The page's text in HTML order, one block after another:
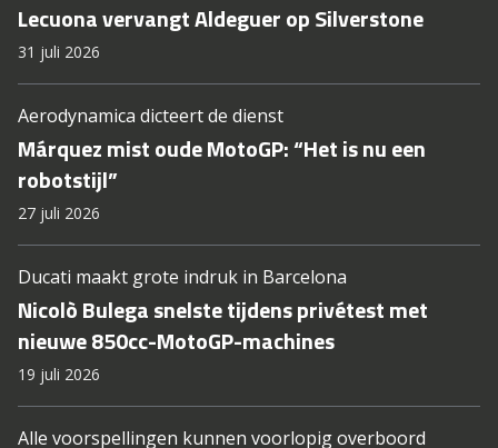
Lecuona vervangt Aldeguer op Silverstone
31 juli 2026
Aerodynamica dicteert de dienst
Márquez mist oude MotoGP: “Het is nu een
robotstijl”
27 juli 2026
Ducati maakt grote indruk in Barcelona
Nicolò Bulega snelste tijdens privétest met
nieuwe 850cc-MotoGP-machines
19 juli 2026
Alle voorspellingen kunnen voorlopig overboord